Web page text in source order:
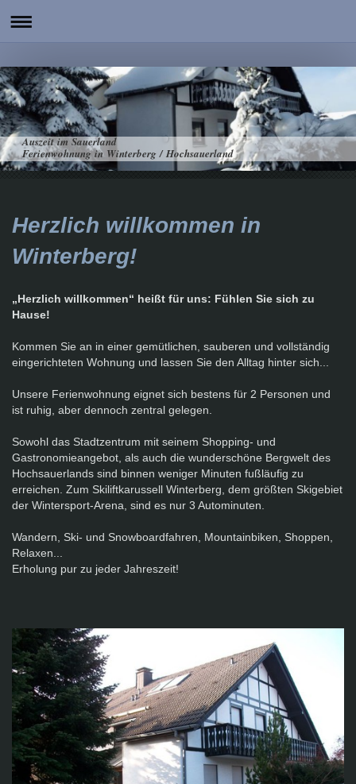
Auszeit im Sauerland
Ferienwohnung in Winterberg / Hochsauerland
Herzlich willkommen in
Winterberg!
„Herzlich willkommen“ heißt für uns: Fühlen Sie sich zu
Hause!
Kommen Sie an in einer gemütlichen, sauberen und vollständig
eingerichteten Wohnung und lassen Sie den Alltag hinter sich...
Unsere Ferienwohnung eignet sich bestens für 2 Personen und
ist ruhig, aber dennoch zentral gelegen.
Sowohl das Stadtzentrum mit seinem Shopping- und
Gastronomieangebot, als auch die wunderschöne Bergwelt des
Hochsauerlands sind binnen weniger Minuten fußläufig zu
erreichen. Zum Skiliftkarussell Winterberg, dem größten Skigebiet
der Wintersport-Arena, sind es nur 3 Autominuten.
Wandern, Ski- und Snowboardfahren, Mountainbiken, Shoppen,
Relaxen...
Erholung pur zu jeder Jahreszeit!